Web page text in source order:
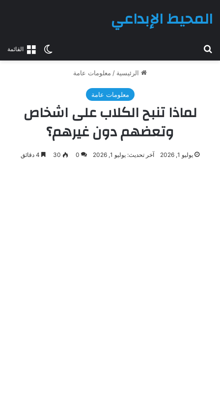
القائمةالوضع
المحيط الإبداعي
الرئيسية / معلومات عامة
معلومات عامة
لماذا تنبح الكلاب على اشخاص
وتعضهم دون غيرهم؟
يوليو 1, 2026 آخر تحديث: يوليو 1, 2026 0
30